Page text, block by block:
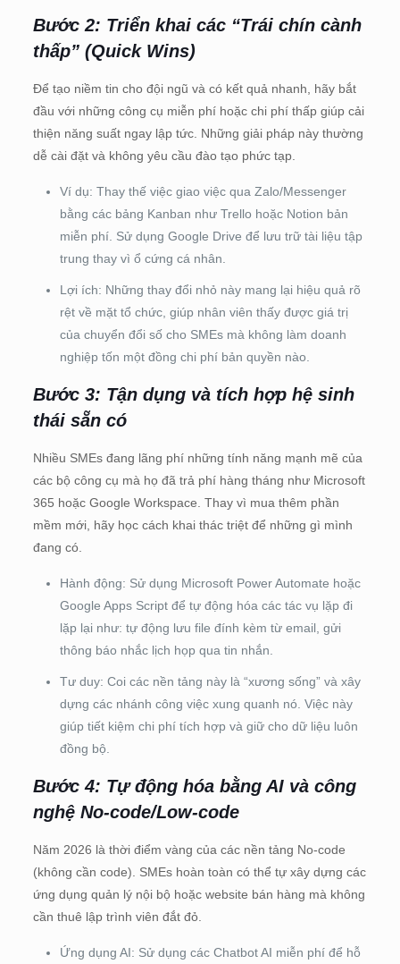
Bước 2: Triển khai các “Trái chín cành
thấp” (Quick Wins)
Để tạo niềm tin cho đội ngũ và có kết quả nhanh, hãy bắt
đầu với những công cụ miễn phí hoặc chi phí thấp giúp cải
thiện năng suất ngay lập tức. Những giải pháp này thường
dễ cài đặt và không yêu cầu đào tạo phức tạp.
Ví dụ: Thay thế việc giao việc qua Zalo/Messenger
bằng các bảng Kanban như Trello hoặc Notion bản
miễn phí. Sử dụng Google Drive để lưu trữ tài liệu tập
trung thay vì ổ cứng cá nhân.
Lợi ích: Những thay đổi nhỏ này mang lại hiệu quả rõ
rệt về mặt tổ chức, giúp nhân viên thấy được giá trị
của chuyển đổi số cho SMEs mà không làm doanh
nghiệp tốn một đồng chi phí bản quyền nào.
Bước 3: Tận dụng và tích hợp hệ sinh
thái sẵn có
Nhiều SMEs đang lãng phí những tính năng mạnh mẽ của
các bộ công cụ mà họ đã trả phí hàng tháng như Microsoft
365 hoặc Google Workspace. Thay vì mua thêm phần
mềm mới, hãy học cách khai thác triệt để những gì mình
đang có.
Hành động: Sử dụng Microsoft Power Automate hoặc
Google Apps Script để tự động hóa các tác vụ lặp đi
lặp lại như: tự động lưu file đính kèm từ email, gửi
thông báo nhắc lịch họp qua tin nhắn.
Tư duy: Coi các nền tảng này là “xương sống” và xây
dựng các nhánh công việc xung quanh nó. Việc này
giúp tiết kiệm chi phí tích hợp và giữ cho dữ liệu luôn
đồng bộ.
Bước 4: Tự động hóa bằng AI và công
nghệ No-code/Low-code
Năm 2026 là thời điểm vàng của các nền tảng No-code
(không cần code). SMEs hoàn toàn có thể tự xây dựng các
ứng dụng quản lý nội bộ hoặc website bán hàng mà không
cần thuê lập trình viên đắt đỏ.
Ứng dụng AI: Sử dụng các Chatbot AI miễn phí để hỗ